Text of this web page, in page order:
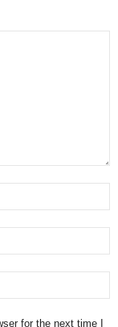
for the next time I